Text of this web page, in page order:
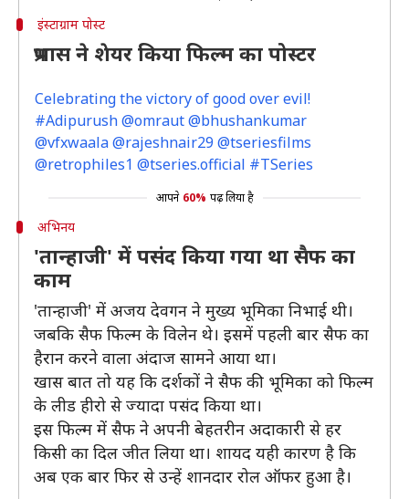
इंस्टाग्राम पोस्ट
प्रभास ने शेयर किया फिल्म का पोस्टर
Celebrating the victory of good over evil!
#Adipurush @omraut @bhushankumar
@vfxwaala @rajeshnair29 @tseriesfilms
@retrophiles1 @tseries.official #TSeries
आपने 60% पढ़ लिया है
अभिनय
'तान्हाजी' में पसंद किया गया था सैफ का
काम
'तान्हाजी' में अजय देवगन ने मुख्य भूमिका निभाई थी।
जबकि सैफ फिल्म के विलेन थे। इसमें पहली बार सैफ का
हैरान करने वाला अंदाज सामने आया था।
खास बात तो यह कि दर्शकों ने सैफ की भूमिका को फिल्म
के लीड हीरो से ज्यादा पसंद किया था।
इस फिल्म में सैफ ने अपनी बेहतरीन अदाकारी से हर
किसी का दिल जीत लिया था। शायद यही कारण है कि
अब एक बार फिर से उन्हें शानदार रोल ऑफर हुआ है।